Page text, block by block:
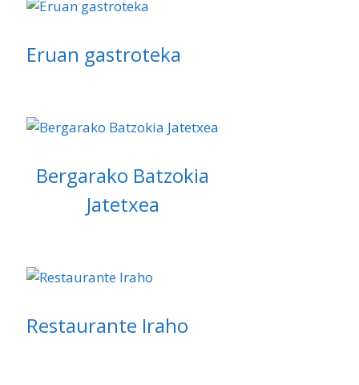
Eruan gastroteka
Bergarako Batzokia
Jatetxea
Restaurante Iraho